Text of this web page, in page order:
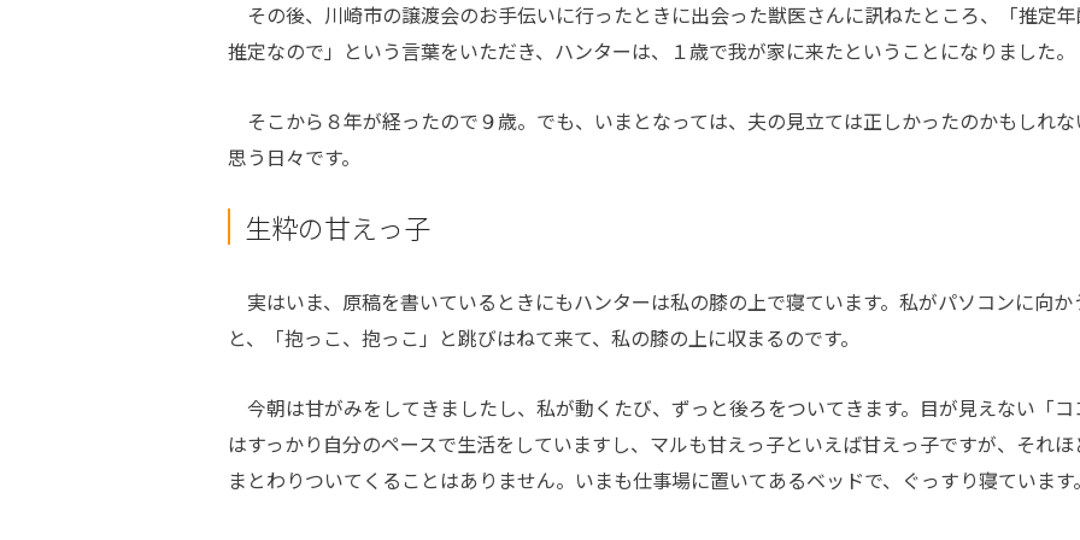
その後、川崎市の譲渡会のお手伝いに行ったときに出会った獣医さんに訊ねたところ、「推定
推定なので」という言葉をいただき、ハンターは、１歳で我が家に来たということになりました。
そこから８年が経ったので９歳。でも、いまとなっては、夫の見立ては正しかったのかもしれな
思う日々です。
生粋の甘えっ子
実はいま、原稿を書いているときにもハンターは私の膝の上で寝ています。私がパソコンに向か
と、「抱っこ、抱っこ」と跳びはねて来て、私の膝の上に収まるのです。
今朝は甘がみをしてきましたし、私が動くたび、ずっと後ろをついてきます。目が見えない「コ
はすっかり自分のペースで生活をしていますし、マルも甘えっ子といえば甘えっ子ですが、それほ
まとわりついてくることはありません。いまも仕事場に置いてあるベッドで、ぐっすり寝ています。